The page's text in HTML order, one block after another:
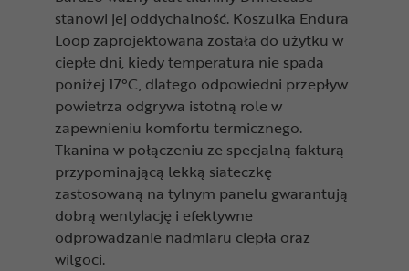
stanowi jej oddychalność. Koszulka Endura
Loop zaprojektowana została do użytku w
ciepłe dni, kiedy temperatura nie spada
poniżej 17°C, dlatego odpowiedni przepływ
powietrza odgrywa istotną role w
zapewnieniu komfortu termicznego.
Tkanina w połączeniu ze specjalną fakturą
przypominającą lekką siateczkę
zastosowaną na tylnym panelu gwarantują
dobrą wentylację i efektywne
odprowadzanie nadmiaru ciepła oraz
wilgoci.